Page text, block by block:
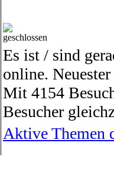
Es ist / sind
online.
Mit 4154
Besucher
Aktive Themen